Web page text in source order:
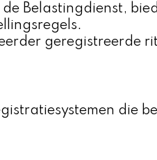
Belastingdienst,
geregistreerde
die